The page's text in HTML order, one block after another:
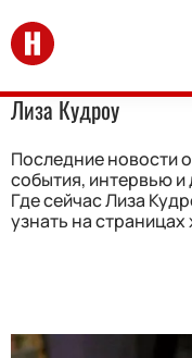
Перейти на главную
Лиза Кудроу
Последние новости
события, интервью
Где сейчас Лиза
узнать на страницах